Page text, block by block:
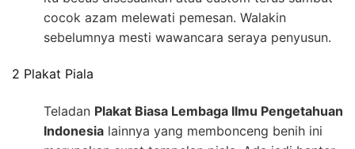
cocok azam melewati pemesan. Walakin
sebelumnya mesti wawancara seraya penyusun.
2 Plakat Piala
Teladan Plakat Biasa Lembaga Ilmu Pengetahuan
Indonesia lainnya yang membonceng benih ini